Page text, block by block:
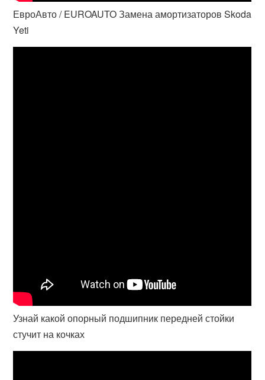
ЕвроАвто / EUROAUTO Замена амортизаторов Skoda
Yeti
Узнай какой опорный подшипник передней стойки
стучит на кочках